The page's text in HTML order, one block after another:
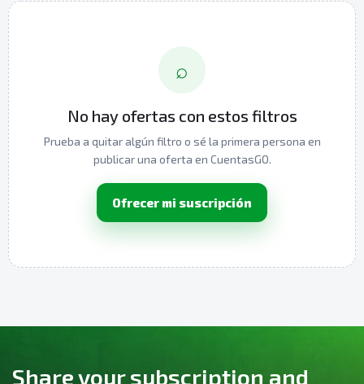
⌕
No hay ofertas con estos filtros
Prueba a quitar algún filtro o sé la primera persona en
publicar una oferta en CuentasGO.
Ofrecer mi suscripción
Share your subscription and